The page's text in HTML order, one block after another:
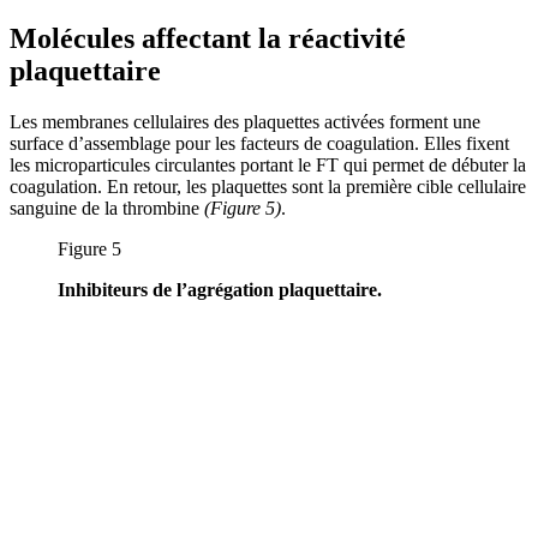
Molécules affectant la réactivité
plaquettaire
Les membranes cellulaires des plaquettes activées forment une
surface d’assemblage pour les facteurs de coagulation. Elles fixent
les microparticules circulantes portant le FT qui permet de débuter la
coagulation. En retour, les plaquettes sont la première cible cellulaire
sanguine de la thrombine (Figure 5).
Figure 5
Inhibiteurs de l’agrégation plaquettaire.